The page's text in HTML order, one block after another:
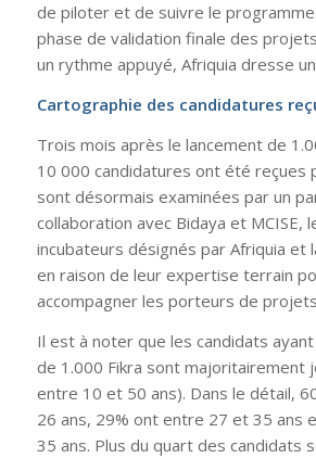
de piloter et de suivre le
phase de validation finale des
un rythme appuyé, Afriquia dresse
Cartographie des candidatures
Trois mois après le lancement de
10 000 candidatures ont été reçues
sont désormais examinées par un
collaboration avec Bidaya et MCISE,
incubateurs désignés par Afriquia et
en raison de leur expertise terrain
accompagner les porteurs de
Il est à noter que les candidats ayant
de 1.000 Fikra sont majoritairement
entre 10 et 50 ans). Dans le détail,
26 ans, 29% ont entre 27 et 35 ans
35 ans. Plus du quart des candidats